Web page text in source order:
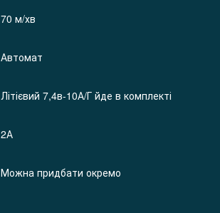
70 м/хв
Автомат
Літієвий 7,4в-10А/Г йде в комплекті
2А
Можна придбати окремо